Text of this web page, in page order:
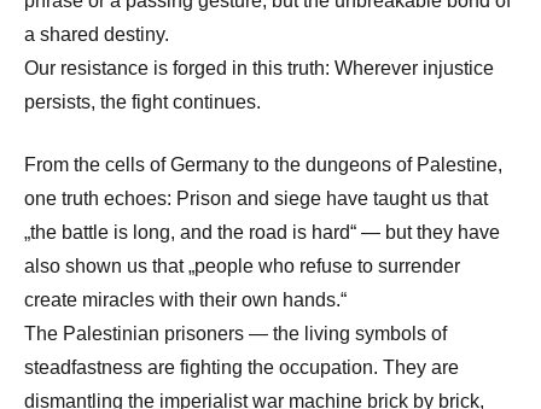
a shared destiny.
Our resistance is forged in this truth: Wherever injustice
persists, the fight continues.
From the cells of Germany to the dungeons of Palestine,
one truth echoes: Prison and siege have taught us that
„the battle is long, and the road is hard“ — but they have
also shown us that „people who refuse to surrender
create miracles with their own hands.“
The Palestinian prisoners — the living symbols of
steadfastness are fighting the occupation. They are
dismantling the imperialist war machine brick by brick,